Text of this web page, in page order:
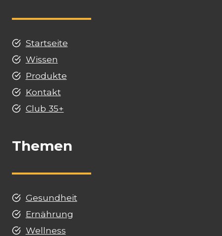
Startseite
Wissen
Produkte
Kontakt
Club 35+
Themen
Gesundheit
Ernährung
Wellness